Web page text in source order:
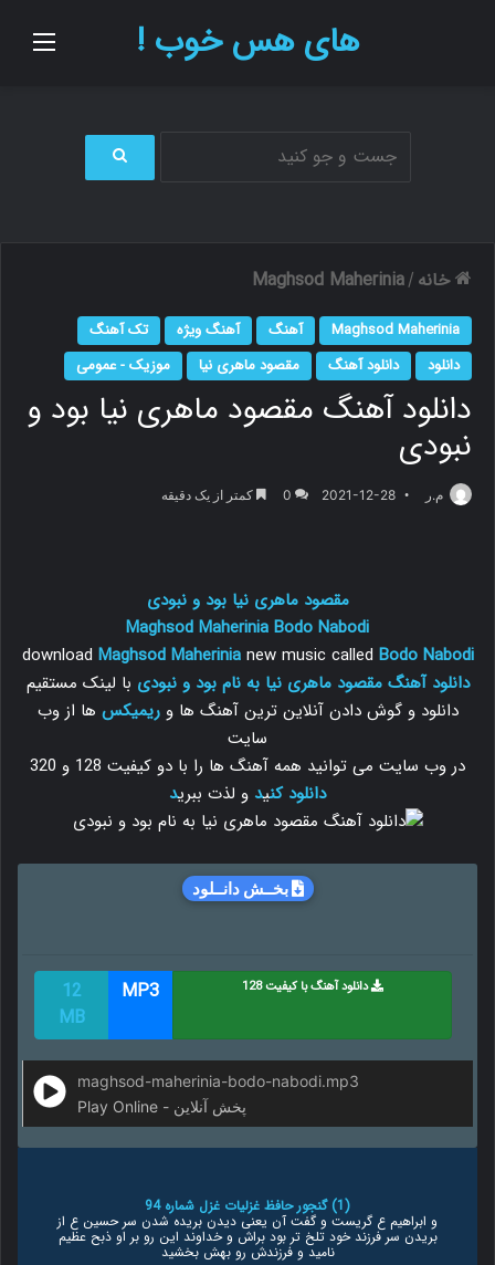
های هس خوب !
ج
ر
ا
ی
خانه /
Maghsod Maherinia
Maghsod Maherinia آهنگ آهنگ ویژه
تک آهنگ
دانلود
دانلود آهنگ مقصود ماهری نیا موزیک - عمومی
دانلود آهنگ مقصود ماهری نیا بود و
نبودی
م.ر 2021-12-28
0 کمتر از یک دقیقه
مقصود ماهری نیا بود و نبودی
Maghsod Maherinia Bodo Nabodi
download Maghsod Maherinianew music called Bodo Nabodi
دانلود آهنگ مقصود ماهری نیا به نام بود و نبودی با لینک مستقیم
دانلود و گوش دادن آنلاین ترین آهنگ ها وریمیکس ها از وب
سایت
در وب سایت می توانید همه آهنگ ها را با دو کیفیت 128 و 320
دانلود کنید و لذت ببرید
بخــش دانــلود
دانلود آهنگ با کیفیت 128 MP3
12
MB
maghsod-maherinia-bodo-nabodi.mp3
Play Online - پخش آنلاین
(1) گنجور حافظ غزلیات غزل شماره 94
و ابراهیم ع گریست و گفت آن یعنی دیدن بریده شدن سر حسین ع از
بریدن سر فرزند خود تلخ تر بود براش و خداوند این رو بر او ذبح عظیم
نامید و فرزندش رو بهش بخشید